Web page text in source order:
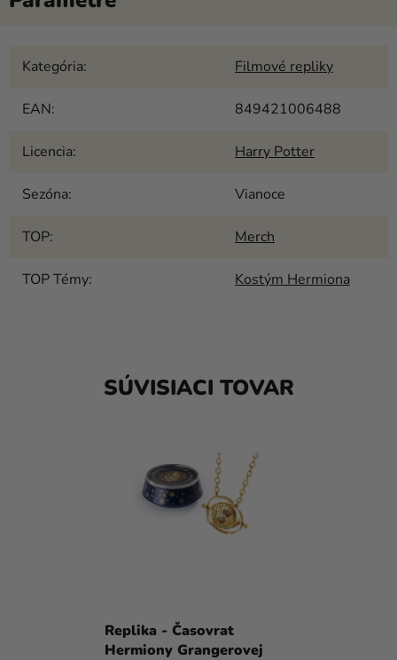
Kategória: Filmové repliky
EAN: 849421006488
Licencia: Harry Potter
Sezóna: Vianoce
TOP: Merch
TOP Témy: Kostým Hermiona
SÚVISIACI TOVAR
Replika - Časovrat
Hermiony Grangerovej